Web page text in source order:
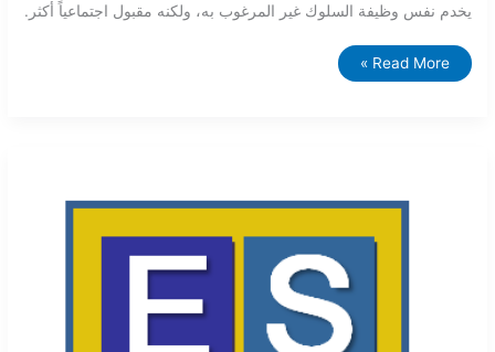
يخدم نفس وظيفة السلوك غير المرغوب به، ولكنه مقبول اجتماعياً أكثر.
Read More »
السلوك